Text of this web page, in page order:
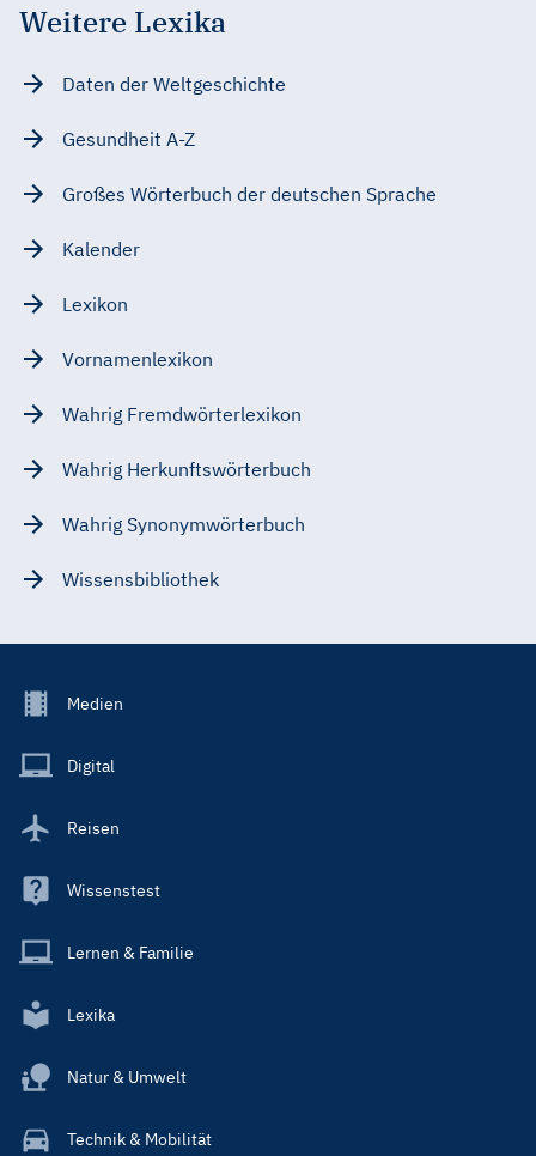
Weitere Lexika
Daten der Weltgeschichte
Gesundheit A-Z
Großes Wörterbuch der deutschen Sprache
Kalender
Lexikon
Vornamenlexikon
Wahrig Fremdwörterlexikon
Wahrig Herkunftswörterbuch
Wahrig Synonymwörterbuch
Wissensbibliothek
Footer
Main
Medien
Digital
Reisen
Wissenstest
Lernen & Familie
Lexika
Natur & Umwelt
Technik & Mobilität